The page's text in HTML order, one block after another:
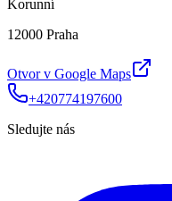
Korunní
12000 Praha
Otvor v Google Maps
+420774197600
Sledujte nás